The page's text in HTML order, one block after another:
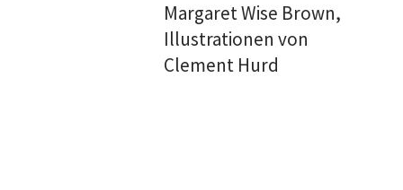
Margaret Wise Brown,
Illustrationen von
Clement Hurd